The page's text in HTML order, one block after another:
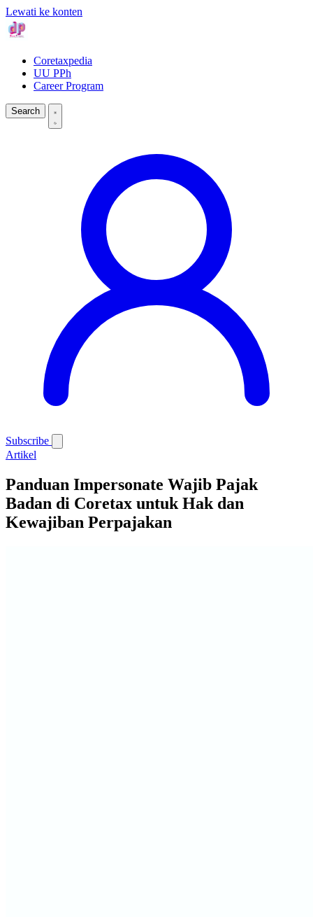
Lewati ke konten
Coretaxpedia
UU PPh
Career Program
Search
Subscribe
Artikel
Panduan Impersonate Wajib Pajak
Badan di Coretax untuk Hak dan
Kewajiban Perpajakan